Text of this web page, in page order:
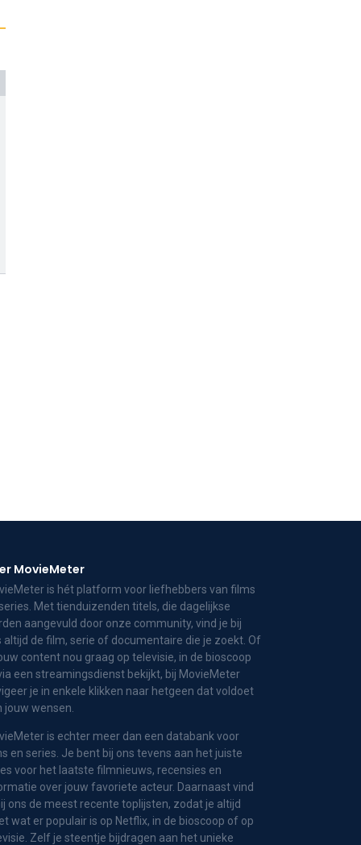
MovieMeter
is hét platform voor liefhebbers van films
Met tienduizenden titels, die dagelijkse
aangevuld door onze community, vind je bij
altijd de film, serie of documentaire die je zoekt. Of
content nou graag op televisie, in de bioscoop
een streamingsdienst bekijkt, bij MovieMeter
je in enkele klikken naar hetgeen dat voldoet
jouw wensen.
is echter meer dan een databank voor
en series. Je bent bij ons tevens aan het juiste
voor het laatste filmnieuws, recensies en
over jouw favoriete acteur. Daarnaast vind
ons de meest recente toplijsten, zodat je altijd
wat er populair is op Netflix, in de bioscoop of op
Zelf je steentje bijdragen aan het unieke